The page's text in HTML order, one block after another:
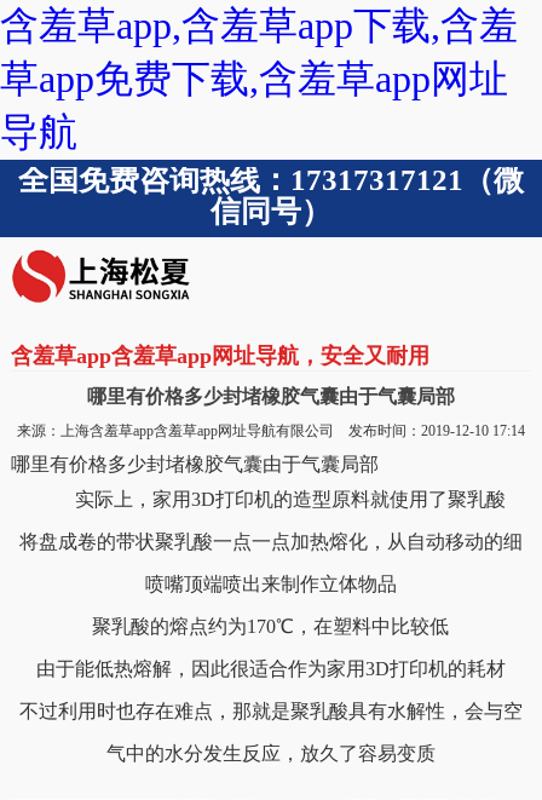
含羞草app,含羞草app下载,含羞
草app免费下载,含羞草app网址
导航
全国免费咨询热线：17317317121（微
信同号）
含羞草app含羞草app网址导航，安全又耐用
哪里有价格多少封堵橡胶气囊由于气囊局部
来源：上海含羞草app含羞草app网址导航有限公司 发布时间：2019-12-10 17:14
哪里有价格多少封堵橡胶气囊由于气囊局部
实际上，家用3D打印机的造型原料就使用了聚乳酸
将盘成卷的带状聚乳酸一点一点加热熔化，从自动移动的细
喷嘴顶端喷出来制作立体物品
聚乳酸的熔点约为170℃，在塑料中比较低
由于能低热熔解，因此很适合作为家用3D打印机的耗材
不过利用时也存在难点，那就是聚乳酸具有水解性，会与空
气中的水分发生反应，放久了容易变质